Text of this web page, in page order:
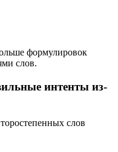
формулировок
слов.
интенты из-
слов